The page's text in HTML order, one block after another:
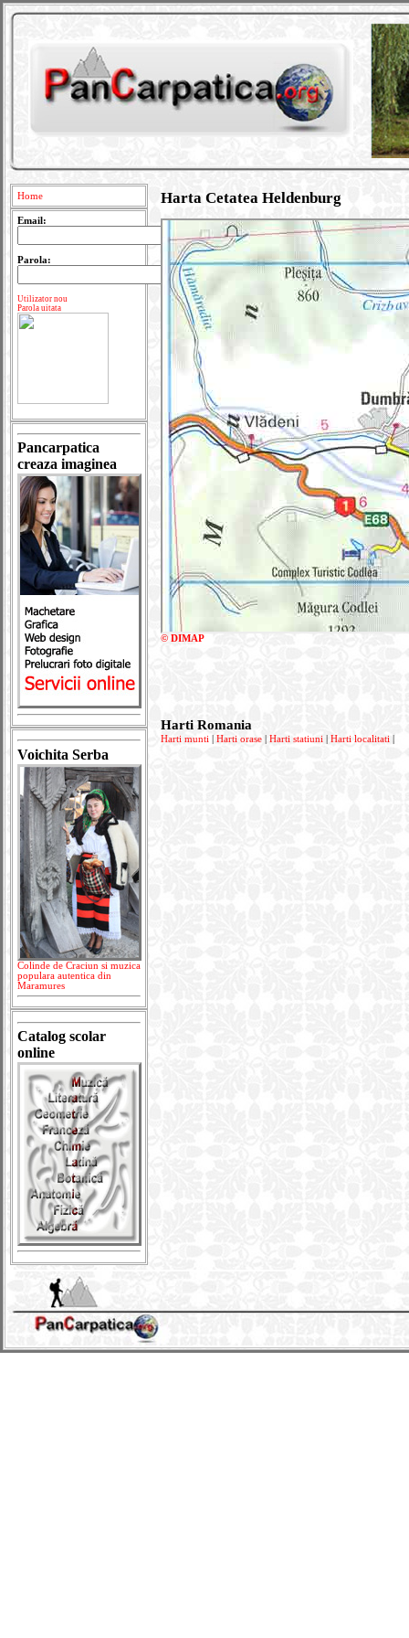
Home
Email:
Parola:
Utilizator nou
Parola uitata
Pancarpatica
creaza imaginea
Voichita Serba
Colinde de Craciun si muzica
populara autentica din
Maramures
Catalog scolar
online
Harta Cetatea Heldenburg
© DIMAP
Harti Romania
Harti munti Harti orase Harti statiuni Harti localitati